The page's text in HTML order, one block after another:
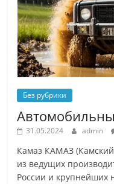
Без рубрики
31.05.2024 admin
Камаз КАМАЗ
из ведущих
России и крупнейших